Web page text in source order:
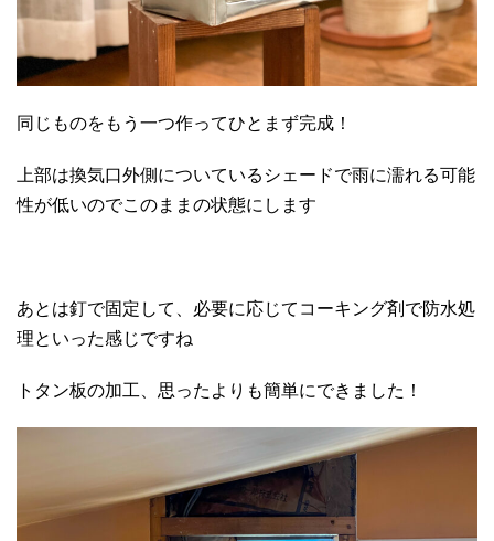
同じものをもう一つ作ってひとまず完成！
上部は換気口外側についているシェードで雨に濡れる可能
性が低いのでこのままの状態にします
あとは釘で固定して、必要に応じてコーキング剤で防水処
理といった感じですね
トタン板の加工、思ったよりも簡単にできました！